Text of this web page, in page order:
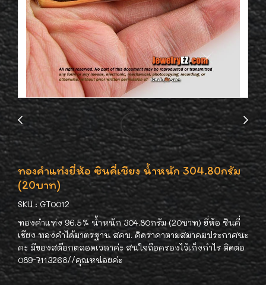
ทองคำแท่งยี่ห้อ ซินคี่เชียง น้ำหนัก 304.80กรัม
(20บาท)
SKU : GT0012
ทองคำแท่ง 96.5% น้ำหนัก 304.80กรัม (20บาท) ยี่ห้อ ซินคี่
เชียง ทองคำได้มาตรฐาน สคบ. คิดราคาตามสมาคมประกาศนะ
คะ มีของสต๊อกตลอดเวลาค่ะ สนใจถือครองไว้เก็งกำไร ติดต่อ
089-7113268//คุณหน่อยค่ะ